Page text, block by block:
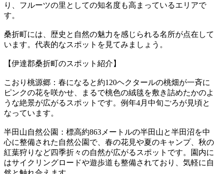
り、フルーツの里としての知名度も高まっているエリアで
す。
桑折町には、歴史と自然の魅力を感じられる名所が点在して
います。代表的なスポットを見てみましょう。
【伊達郡桑折町のスポット紹介】
こおり桃源郷：春になると約120ヘクタールの桃畑が一斉に
ピンクの花を咲かせ、まるで桃色の絨毯を敷き詰めたかのよ
うな絶景が広がるスポットです。例年4月中旬ごろが見頃と
なっています。
半田山自然公園：標高約863メートルの半田山と半田沼を中
心に整備された自然公園で、春の花見や夏のキャンプ、秋の
紅葉狩りなど四季折々の自然が広がるスポットです。園内に
はサイクリングロードや遊歩道も整備されており、気軽に自